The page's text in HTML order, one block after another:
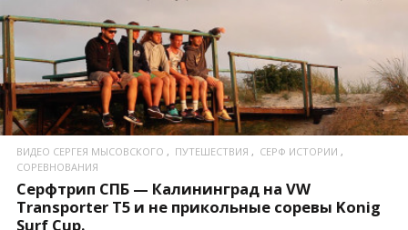
ПОСМОТРЕТЬ
ВИДЕО СЕРГЕЯ МЫСОВСКОГО ПУТЕШЕСТВИЯ
СЕРФ ИСТОРИИ
СОРЕВНОВАНИЯ
Серфтрип СПБ — Калининград на VW
Transporter T5 и не прикольные соревы Konig
Surf Cup.